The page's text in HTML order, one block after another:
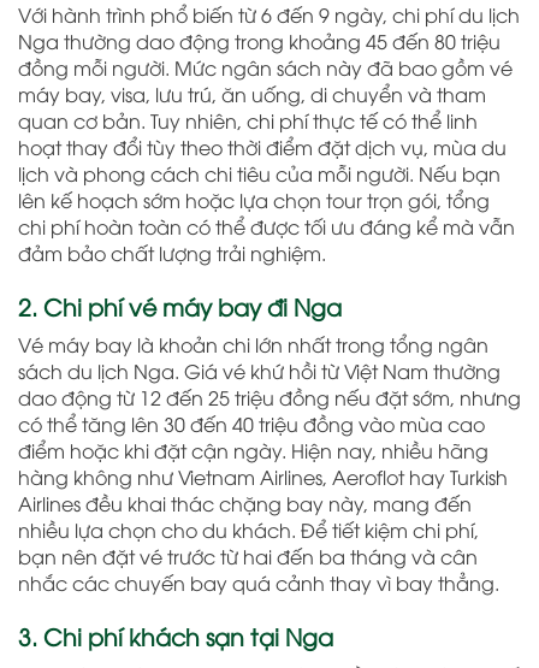
Với hành trình phổ biến từ 6 đến 9 ngày, chi phí du lịch
Nga thường dao động trong khoảng 45 đến 80 triệu
đồng mỗi người. Mức ngân sách này đã bao gồm vé
máy bay, visa, lưu trú, ăn uống, di chuyển và tham
quan cơ bản. Tuy nhiên, chi phí thực tế có thể linh
hoạt thay đổi tùy theo thời điểm đặt dịch vụ, mùa du
lịch và phong cách chi tiêu của mỗi người. Nếu bạn
lên kế hoạch sớm hoặc lựa chọn tour trọn gói, tổng
chi phí hoàn toàn có thể được tối ưu đáng kể mà vẫn
đảm bảo chất lượng trải nghiệm.
2. Chi phí vé máy bay đi Nga
Vé máy bay là khoản chi lớn nhất trong tổng ngân
sách du lịch Nga. Giá vé khứ hồi từ Việt Nam thường
dao động từ 12 đến 25 triệu đồng nếu đặt sớm, nhưng
có thể tăng lên 30 đến 40 triệu đồng vào mùa cao
điểm hoặc khi đặt cận ngày. Hiện nay, nhiều hãng
hàng không nhưVietnam Airlines, AeroflothayTurkish
Airlinesđều khai thác chặng bay này, mang đến
nhiều lựa chọn cho du khách. Để tiết kiệm chi phí,
bạn nên đặt vé trước từ hai đến ba tháng và cân
nhắc các chuyến bay quá cảnh thay vì bay thẳng.
3. Chi phí khách sạn tại Nga